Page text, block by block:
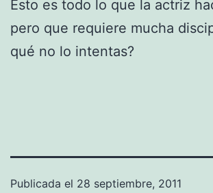
Esto es todo lo que la actriz
pero que requiere mucha
qué no lo intentas?
Publicada el 28 septiembre, 2011